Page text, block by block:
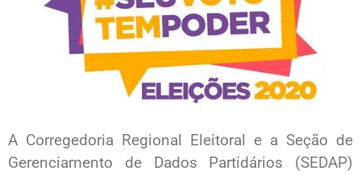
A Corregedoria Regional Eleitoral e a Seção de
Gerenciamento de Dados Partidários (SEDAP)